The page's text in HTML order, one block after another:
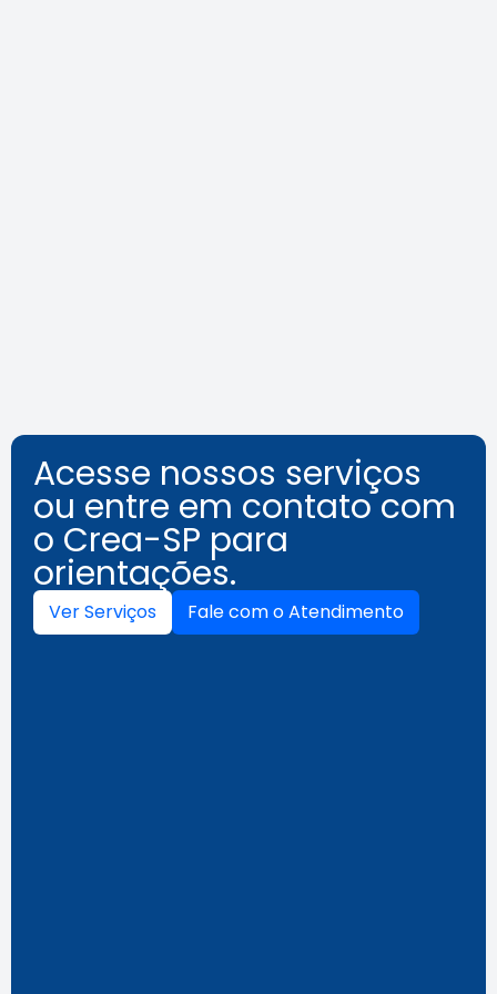
Acesse nossos serviços
ou entre em contato com
o Crea-SP para
orientações.
Ver Serviços Fale com o Atendimento